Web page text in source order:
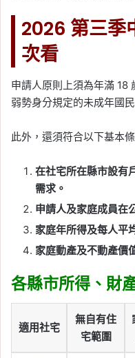
2026 第三季
次看
申請人原則上須為年滿 18
弱勢身分規定的未成年國
此外，還須符合以下基本條
在社宅所在縣市設有
需求。
申請人及家庭成員在
家庭年所得及每人平
家庭動產及不動產價
各縣市所得、財
適用社宅
無自有住
宅範圍